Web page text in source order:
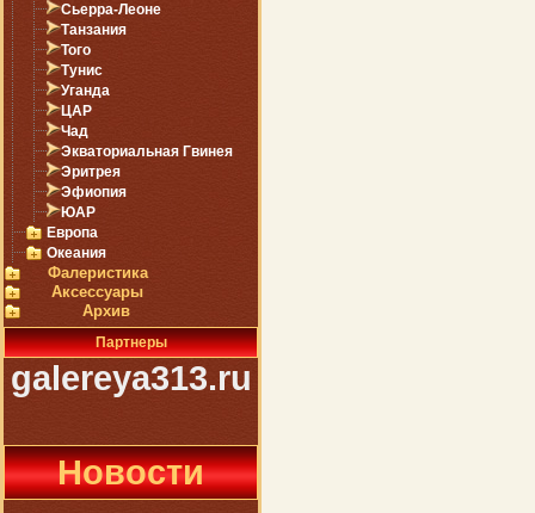
Сьерра-Леоне
Танзания
Того
Тунис
Уганда
ЦАР
Чад
Экваториальная Гвинея
Эритрея
Эфиопия
ЮАР
Европа
Океания
Фалеристика
Аксессуары
Архив
Партнеры
galereya313.ru
Новости